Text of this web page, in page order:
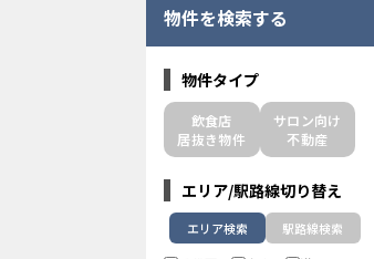
物件を検索する
物件タイプ
飲食店
居抜き物件
サロン向け
不動産
エリア/駅路線切り替え
エリア検索 駅路線検索